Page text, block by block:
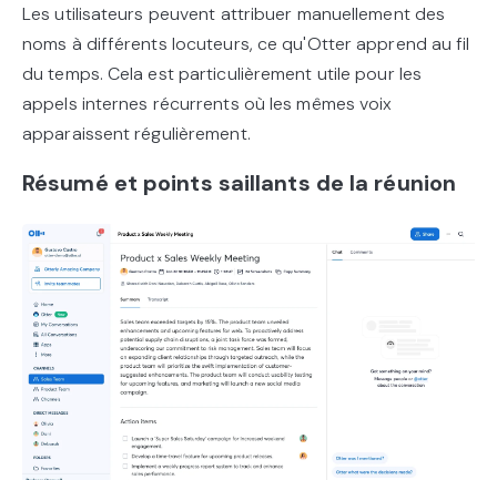
Les utilisateurs peuvent attribuer manuellement des
noms à différents locuteurs, ce qu'Otter apprend au fil
du temps. Cela est particulièrement utile pour les
appels internes récurrents où les mêmes voix
apparaissent régulièrement.
Résumé et points saillants de la réunion